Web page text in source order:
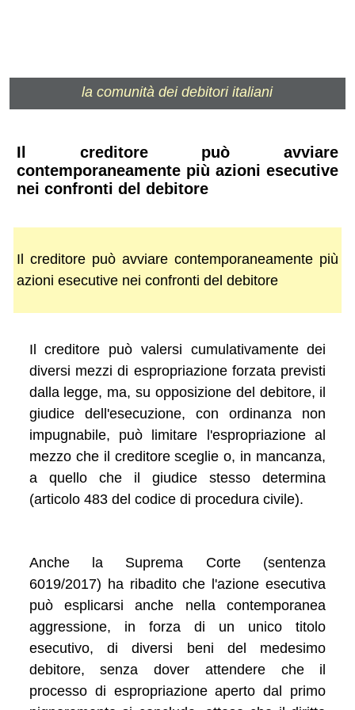
la comunità dei debitori italiani
Il creditore può avviare
contemporaneamente più azioni esecutive
nei confronti del debitore
Il creditore può avviare contemporaneamente più
azioni esecutive nei confronti del debitore
Il creditore può valersi cumulativamente dei
diversi mezzi di espropriazione forzata previsti
dalla legge, ma, su opposizione del debitore, il
giudice dell'esecuzione, con ordinanza non
impugnabile, può limitare l'espropriazione al
mezzo che il creditore sceglie o, in mancanza,
a quello che il giudice stesso determina
(articolo 483 del codice di procedura civile).
Anche la Suprema Corte (sentenza
6019/2017) ha ribadito che l'azione esecutiva
può esplicarsi anche nella contemporanea
aggressione, in forza di un unico titolo
esecutivo, di diversi beni del medesimo
debitore, senza dover attendere che il
processo di espropriazione aperto dal primo